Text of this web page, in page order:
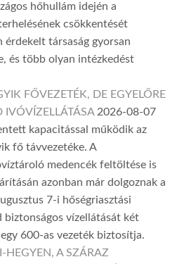
hőhullám idején a
csökkentését
érdekelt társaság gyorsan
és több olyan intézkedést
FŐVEZETÉK, DE EGYELŐRE
IVÓVÍZELLÁTÁSA 2026-08-07
kapacitással működik az
fő távvezetéke. A
medencék feltöltése is
azonban már dolgoznak a
7-i hőségriasztási
biztonságos vízellátását két
600-as vezeték biztosítja.
HEGYEN, A SZÁRAZ